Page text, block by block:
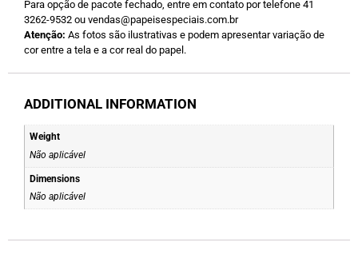
Para opção de pacote fechado, entre em contato por telefone 41
3262-9532 ou vendas@papeisespeciais.com.br
Atenção: As fotos são ilustrativas e podem apresentar variação de
cor entre a tela e a cor real do papel.
ADDITIONAL INFORMATION
Weight
Não aplicável
Dimensions
Não aplicável